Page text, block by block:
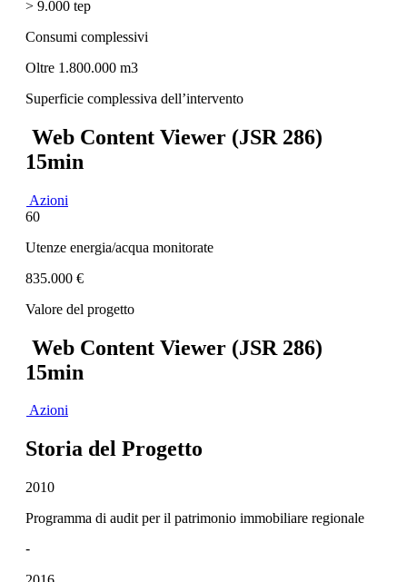
> 9.000 tep
Consumi complessivi
Oltre 1.800.000 m3
Superficie complessiva dell’intervento
Web Content Viewer (JSR 286)
15min
Azioni
60
Utenze energia/acqua monitorate
835.000 €
Valore del progetto
Web Content Viewer (JSR 286)
15min
Azioni
Storia del Progetto
2010
Programma di audit per il patrimonio immobiliare regionale
-